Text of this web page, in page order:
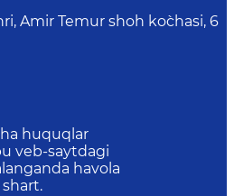
Amir Temur shoh ko`chasi, 6
huquqlar
veb-saytdagi
havola
shart.